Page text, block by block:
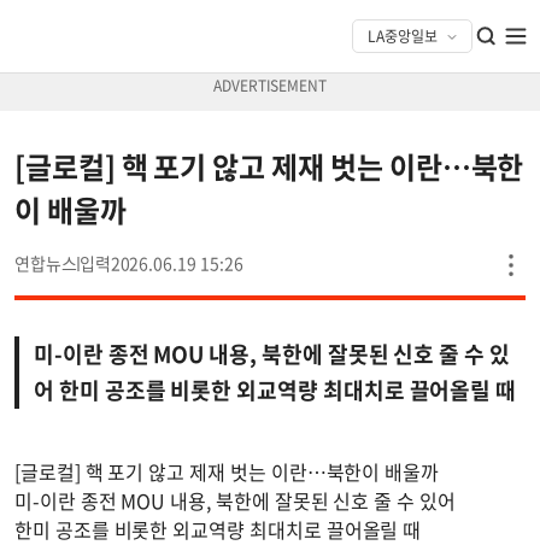
[글로컬] 핵 포기 않고 제재 벗는 이란…북한
이 배울까
연합뉴스 2026.06.19 15:26
미-이란 종전 MOU 내용, 북한에 잘못된 신호 줄 수 있
어 한미 공조를 비롯한 외교역량 최대치로 끌어올릴 때
[글로컬] 핵 포기 않고 제재 벗는 이란…북한이 배울까
미-이란 종전 MOU 내용, 북한에 잘못된 신호 줄 수 있어
한미 공조를 비롯한 외교역량 최대치로 끌어올릴 때